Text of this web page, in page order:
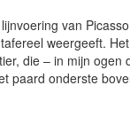
van
weergeeft.
die – in mijn ogen
paard onderste